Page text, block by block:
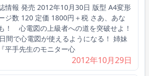
情報 発売 2012年10月30日 版型 A4変形
ジ数 120 定価 1800円＋税 さあ、あな
！ 心電図の上級者への道を突破せよ！
間で心電図が使えるようになる！ 姉妹
平手先生のモニター心
2012年10月29日